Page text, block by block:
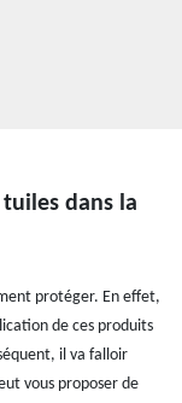
dans la
protéger. En effet,
de ces produits
il va falloir
vous proposer de